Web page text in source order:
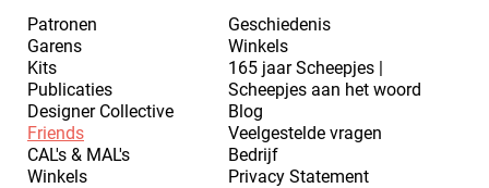
Patronen
Garens
Kits
Publicaties
Designer Collective
Friends
CAL's & MAL's
Winkels
Geschiedenis
Winkels
165 jaar Scheepjes |
Scheepjes aan het woord
Blog
Veelgestelde vragen
Bedrijf
Privacy Statement